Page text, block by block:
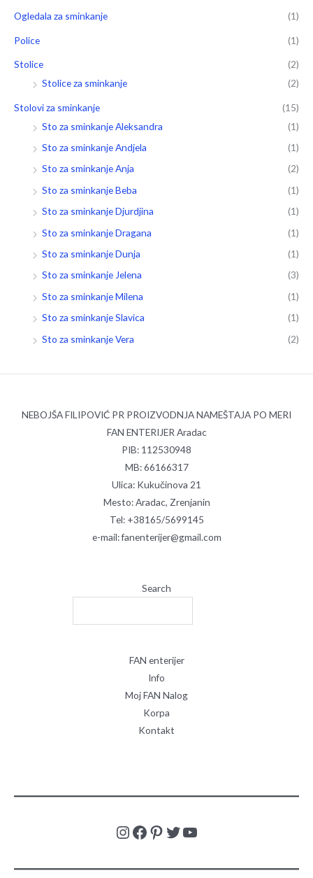
Ogledala za sminkanje (1)
Police (1)
Stolice
(2)
Stolice za sminkanje
(2)
Stolovi za sminkanje
(15)
Sto za sminkanje Aleksandra
(1)
Sto za sminkanje Andjela
(1)
Sto za sminkanje Anja
(2)
Sto za sminkanje Beba
(1)
Sto za sminkanje Djurdjina
(1)
Sto za sminkanje Dragana
(1)
Sto za sminkanje Dunja
(1)
Sto za sminkanje Jelena
(3)
Sto za sminkanje Milena
(1)
Sto za sminkanje Slavica
(1)
Sto za sminkanje Vera
(2)
NEBOJŠA FILIPOVIĆ PR PROIZVODNJA NAMEŠTAJA PO MERI
FAN ENTERIJER Aradac
PIB: 112530948
MB: 66166317
Ulica: Kukučinova 21
Mesto: Aradac, Zrenjanin
Tel: +38165/5699145
e-mail: fanenterijer@gmail.com
Search
FAN enterijer
Info
Moj FAN Nalog
Korpa
Kontakt